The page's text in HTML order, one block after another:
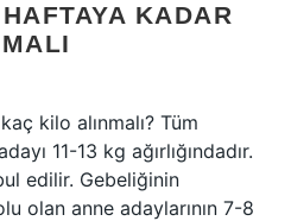
KADAR
kilo alınmalı? Tüm
11-13 kg ağırlığındadır.
edilir. Gebeliğinin
olan anne adaylarının 7-8